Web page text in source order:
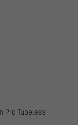
Pro Tubeless